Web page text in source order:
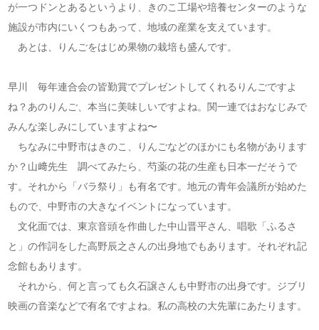
が一つドンとあるというより、きのこ工場や培養センターのような
施設が市内にいくつもあって、地域の産業を支えています。
あとは、りんごをはじめ果物の栽培も盛んです。
早川 毎年連合会の皆勤賞でプレゼントしてくれるりんごですよ
ね？あのりんご、本当に美味しいですよね。関一連ではおなじみで
みんな楽しみにしていますよね〜
ちなみに中野市はきのこ、りんごなどのほかにも名物があります
か？山﨑先生 調べてみたら、芍薬の花の生産も日本一だそうで
す。それから「バラ祭り」も有名です。地元の青年会議所が始めた
もので、中野市の大きなイベントになっています。
文化面では、東京音頭を作曲した中山晋平さん、唱歌「ふるさ
と」の作詞をした高野辰之さんの出身地でもあります。それぞれ記
念館もあります。
それから、何と言っても久石譲さんも中野市の出身です。ジブリ
映画の音楽などで有名ですよね。私の高校の大先輩にあたります。